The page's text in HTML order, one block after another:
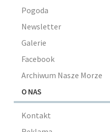
Pogoda
Newsletter
Galerie
Facebook
Archiwum Nasze Morze
O NAS
Kontakt